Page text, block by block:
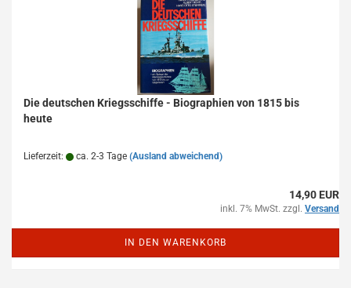
Die deutschen Kriegsschiffe - Biographien von 1815 bis
heute
Lieferzeit: ca. 2-3 Tage (Ausland abweichend)
14,90 EUR
inkl. 7% MwSt. zzgl. Versand
IN DEN WARENKORB